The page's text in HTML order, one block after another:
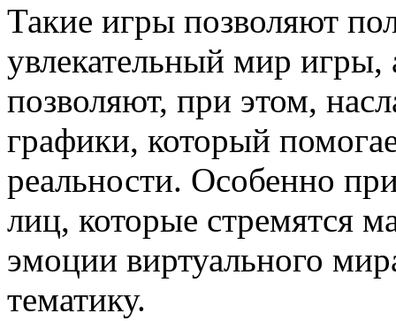
Такие игры позволяют
увлекательный мир игры,
позволяют, при этом,
графики, который
реальности. Особенно
лиц, которые стремятся
эмоции виртуального
тематику.